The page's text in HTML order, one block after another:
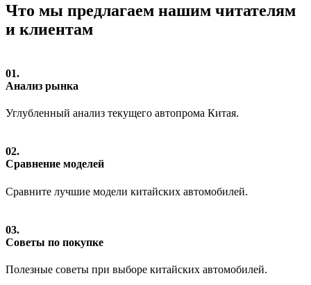
Что мы предлагаем нашим читателям
и клиентам
01.
Анализ рынка
Углубленный анализ текущего автопрома Китая.
02.
Сравнение моделей
Сравните лучшие модели китайских автомобилей.
03.
Советы по покупке
Полезные советы при выборе китайских автомобилей.